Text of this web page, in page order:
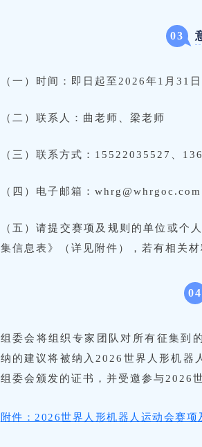
03
（一）时间：即日起至2026年1月31日
（二）联系人：曲老师、梁老师
（三）联系方式：15522035527、
（四）电子邮箱：whrg@whrgoc.com
（五）请提交赛项及规则的单位或个
集信息表》（详见附件），若有相关
04
组委会将组织专家团队对所有征集到
纳的建议将被纳入2026世界人形机器
组委会颁发的证书，并受邀参与2026
附件：2026世界人形机器人运动会赛项